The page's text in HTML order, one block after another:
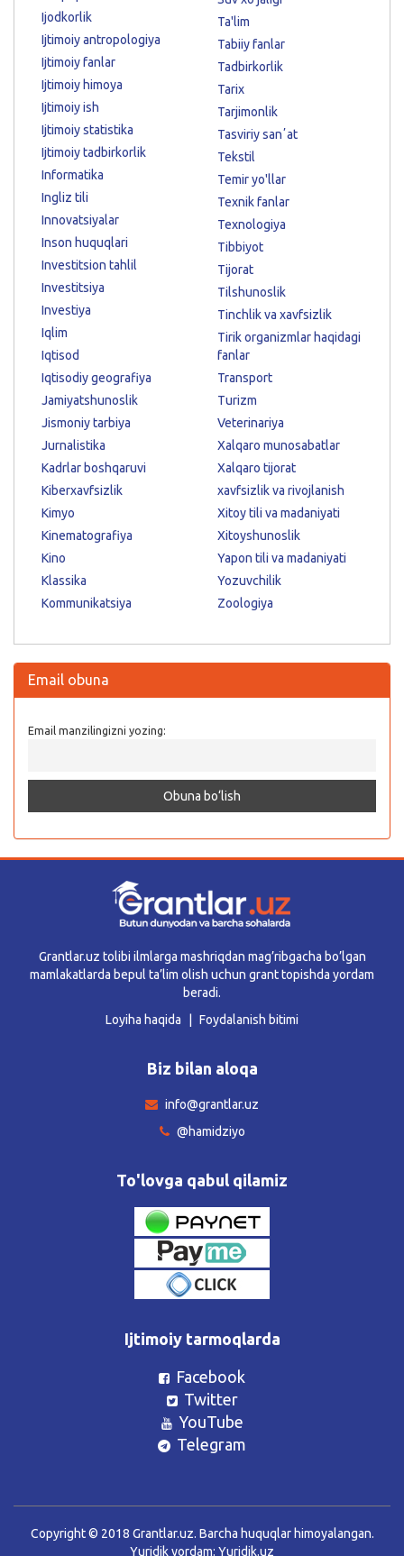
Ijodkorlik
Ijtimoiy antropologiya
Ijtimoiy fanlar
Ijtimoiy himoya
Ijtimoiy ish
Ijtimoiy statistika
Ijtimoiy tadbirkorlik
Informatika
Ingliz tili
Innovatsiyalar
Inson huquqlari
Investitsion tahlil
Investitsiya
Investiya
Iqlim
Iqtisod
Iqtisodiy geografiya
Jamiyatshunoslik
Jismoniy tarbiya
Jurnalistika
Kadrlar boshqaruvi
Kiberxavfsizlik
Kimyo
Kinematografiya
Kino
Klassika
Kommunikatsiya
Ta'lim
Tabiiy fanlar
Tadbirkorlik
Tarix
Tarjimonlik
Tasviriy sanʼat
Tekstil
Temir yo'llar
Texnik fanlar
Texnologiya
Tibbiyot
Tijorat
Tilshunoslik
Tinchlik va xavfsizlik
Tirik organizmlar haqidagi
fanlar
Transport
Turizm
Veterinariya
Xalqaro munosabatlar
Xalqaro tijorat
xavfsizlik va rivojlanish
Xitoy tili va madaniyati
Xitoyshunoslik
Yapon tili va madaniyati
Yozuvchilik
Zoologiya
Email obuna
Email manzilingizni yozing:
Grantlar.uz tolibi ilmlarga mashriqdan mag’ribgacha bo’lgan
mamlakatlarda bepul ta’lim olish uchun grant topishda yordam
beradi.
Loyiha haqida
Foydalanish bitimi
Biz bilan aloqa
info@grantlar.uz
@hamidziyo
To'lovga qabul qilamiz
Ijtimoiy tarmoqlarda
Facebook
Twitter
YouTube
Telegram
Copyright © 2018 Grantlar.uz. Barcha huquqlar himoyalangan.
Yuridik yordam: Yuridik.uz